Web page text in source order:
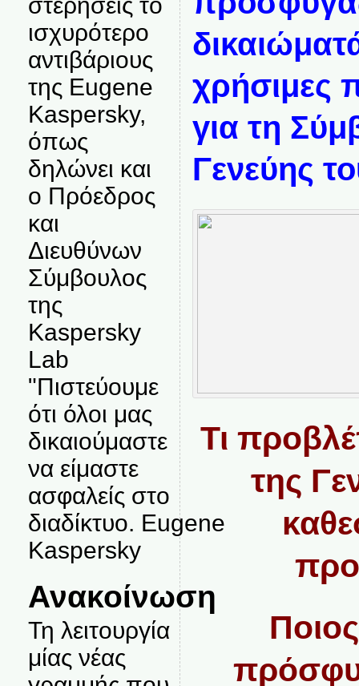
ισχυρότερο
αντιβάριους
της Eugene
Kaspersky,
όπως
δηλώνει και
ο Πρόεδρος
και
Διευθύνων
Σύμβουλος
της
Kaspersky
Lab
"Πιστεύουμε
ότι όλοι μας
δικαιούμαστε
να είμαστε
ασφαλείς στο
διαδίκτυο. Eugene
Kaspersky
Ανακοίνωση
Τη λειτουργία
μίας νέας
χρήσιμες
για τη
Γενεύης
Τι
της